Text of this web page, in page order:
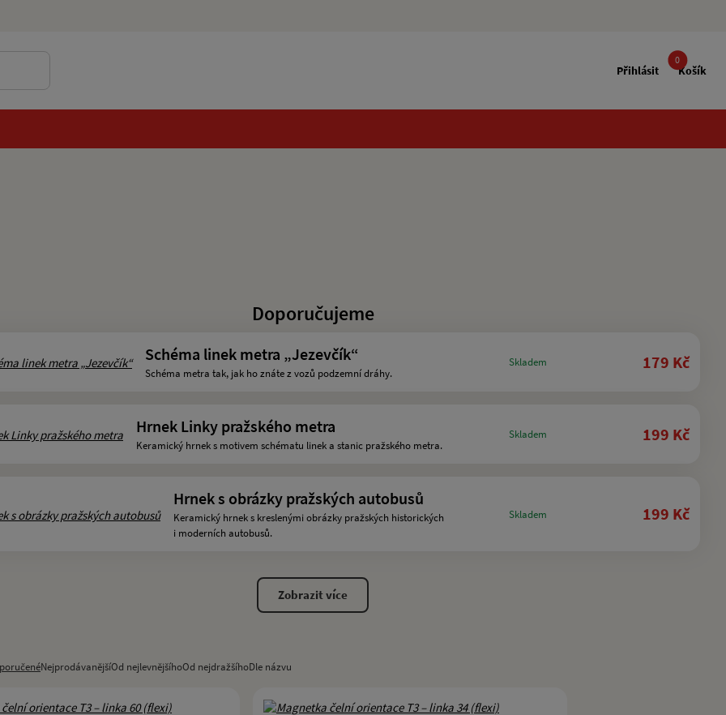
Přihlásit
0
Košík
Doporučujeme
Schéma linek metra „Jezevčík“
Schéma metra tak, jak ho znáte z vozů podzemní dráhy.
Skladem 179 Kč
Hrnek Linky pražského metra
Keramický hrnek s motivem schématu linek a stanic pražského metra.
Skladem 199 Kč
Hrnek s obrázky pražských autobusů
Keramický hrnek s kreslenými obrázky pražských historických
i moderních autobusů.
Skladem 199 Kč
Zobrazit více
NejprodávanějšíOd nejlevnějšíhoOd nejdražšíhoDle názvu